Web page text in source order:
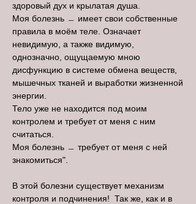
здоровый дух и крылатая душа.
Моя болезнь ﹘ имеет свои собственные
правила в моём теле. Означает
невидимую, а также видимую,
однозначно, ощущаемую мною
дисфункцию в системе обмена веществ,
мышечных тканей и выработки жизненной
энергии.
Тело уже не находится под моим
контролем и требует от меня с ним
считаться.
Моя болезнь ﹘ требует от меня с ней
знакомиться".
В этой болезни существует механизм
контроля и подчинения! Так же, как и в